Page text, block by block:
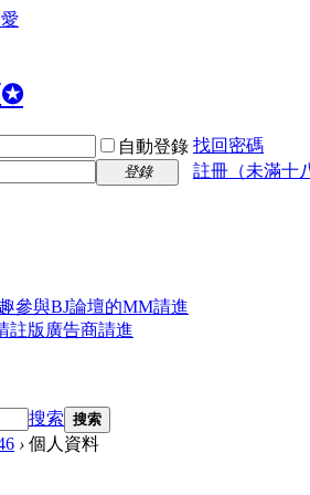
自動登錄 找回密碼
登錄
註冊（未滿十
參與BJ論壇的MM請進
註版廣告商請進
搜索 搜索
› 個人資料